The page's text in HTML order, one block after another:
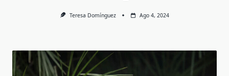
Teresa Domínguez Ago 4, 2024